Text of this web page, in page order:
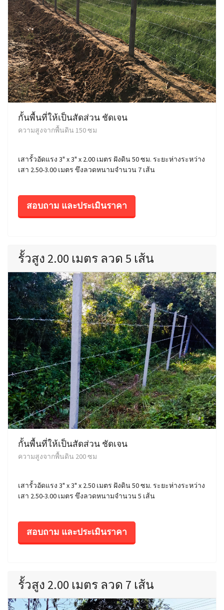
กั้นพื้นที่ให้เป็นสัดส่วน ชัดเจน
ความสูงจากพื้นดิน 150 ซม
เสารั้วอัดแรง 3" x 3" x 2.00 เมตร ฝังดิน 50 ซม. ระยะห่างระหว่าง
เสา 2.50-3.00 เมตร ขึงลวดหนามจำนวน 7 เส้น
สอบถาม และประเมินราคา
รั้วสูง 2.00 เมตร ลวด 5 เส้น
กั้นพื้นที่ให้เป็นสัดส่วน ชัดเจน
ความสูงจากพื้นดิน 200 ซม
เสารั้วอัดแรง 3" x 3" x 2.50 เมตร ฝังดิน 50 ซม. ระยะห่างระหว่าง
เสา 2.50-3.00 เมตร ขึงลวดหนามจำนวน 5 เส้น
สอบถาม และประเมินราคา
รั้วสูง 2.00 เมตร ลวด 7 เส้น